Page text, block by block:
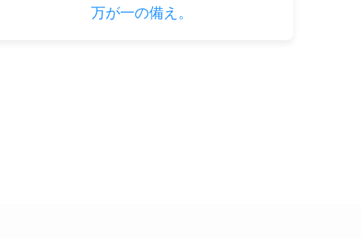
万が一の備え。